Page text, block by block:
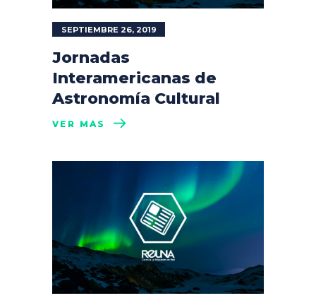
SEPTIEMBRE 26, 2019
Jornadas
Interamericanas de
Astronomía Cultural
VER MÁS